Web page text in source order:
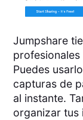
Jumpshare
Puedes
capturas de
al instante.
organizar tus